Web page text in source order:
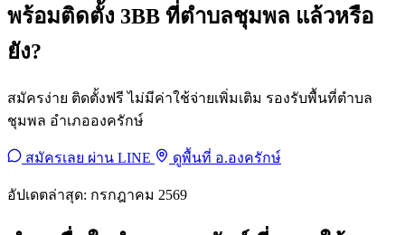
พร้อมติดตั้ง 3BB ที่ตำบลชุมพล แล้วหรือ
ยัง?
สมัครง่าย ติดตั้งฟรี ไม่มีค่าใช้จ่ายเพิ่มเติม รองรับพื้นที่ตำบล
ชุมพล อำเภอองครักษ์
สมัครเลย ผ่าน LINE ดูพื้นที่ อ.องครักษ์
อัปเดตล่าสุด: กรกฎาคม 2569